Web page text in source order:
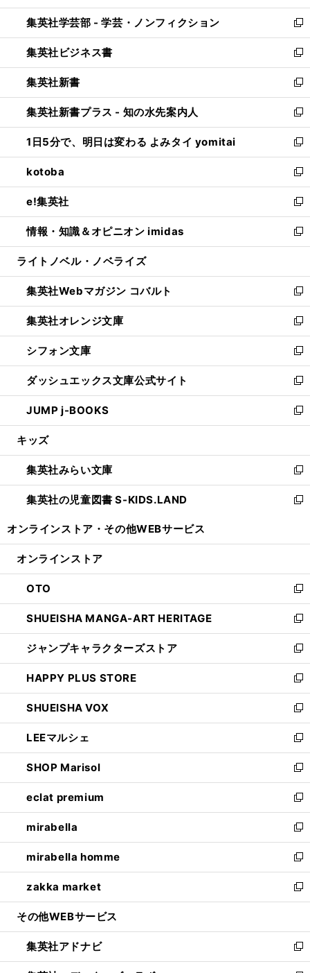
開
く
ウ
で
開
く
ン
ド
ウ
で
開
く
ウ
ィ
ン
ド
ウ
で
開
く
集英社学芸部 - 学芸・ノンフィクション
新
し
い
ウ
ィ
ン
ド
ウ
で
開
く
集英社ビジネス書
新
し
い
ウ
ィ
ン
ド
ウ
で
開
く
集英社新書
新
し
い
ウ
ィ
ン
ド
ウ
で
開
く
集英社新書プラス - 知の水先案内人
新
し
い
ウ
ィ
ン
ド
ウ
で
開
1日5分で、明日は変わる よみタイ yomitai
新
し
い
ウ
ィ
ン
ド
ウ
開
く
kotoba
新
し
い
ウ
ィ
ン
ウ
で
開
く
e!集英社
新
し
い
ウ
ン
ド
ウ
で
開
く
情報・知識＆オピニオン imidas
新
し
ウ
ィ
ン
ド
ウ
で
開
く
ライトノベル・ノベライズ
集英社Webマガジン コバルト
新
し
い
ウ
ィ
ン
ド
ウ
で
開
集英社オレンジ文庫
新
し
い
ウ
ィ
ン
ド
ウ
開
く
シフォン文庫
新
し
い
ウ
ィ
ン
ウ
で
開
く
ダッシュエックス文庫公式サイト
新
し
い
ウ
ン
ド
ウ
で
JUMP j-BOOKS
新
し
ウ
ィ
ン
ド
開
キッズ
集英社みらい文庫
新
し
い
ン
ウ
で
開
く
集英社の児童図書 S-KIDS.LAND
新
ウ
ン
ド
ウ
で
開
く
オンラインストア・ その他WEBサービス
オンラインストア
OTO
新
し
い
ウ
ィ
ン
ド
ウ
で
開
く
SHUEISHA MANGA-ART HERITAGE
新
し
い
ウ
ィ
ン
ド
ウ
で
開
く
ジャンプキャラクターズストア
新
し
い
ウ
ィ
ン
ド
ウ
で
開
く
HAPPY PLUS STORE
新
し
い
ウ
ィ
ン
ド
ウ
で
開
く
SHUEISHA VOX
新
し
い
ウ
ィ
ン
ド
ウ
で
開
く
LEEマルシェ
新
し
い
ウ
ィ
ン
ド
ウ
で
開
く
SHOP Marisol
新
し
い
ウ
ィ
ン
ド
ウ
で
開
eclat premium
新
し
い
ウ
ィ
ン
ド
ウ
開
く
mirabella
新
し
い
ウ
ィ
ン
ウ
で
開
mirabella homme
新
し
い
ウ
ン
ド
ウ
zakka market
新
し
ウ
ィ
ン
その他WEBサービス
集英社アドナビ
新
し